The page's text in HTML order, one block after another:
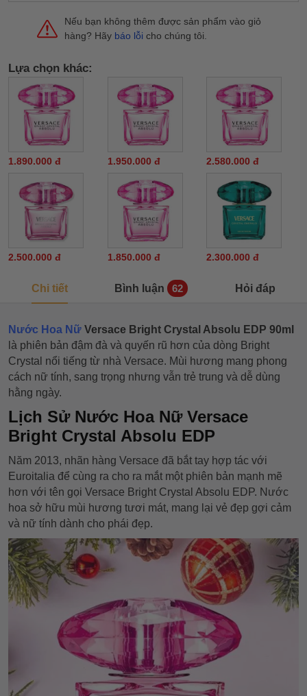
Nếu bạn không thêm được sản phẩm vào giỏ
hàng? Hãy báo lỗi cho chúng tôi.
Lựa chọn khác:
1.890.000 đ 1.950.000 đ 2.580.000 đ
2.500.000 đ 1.850.000 đ 2.300.000 đ
Chi tiết Bình luận 62 Hỏi đáp
Nước Hoa Nữ Versace Bright Crystal Absolu EDP 90ml
là phiên bản đậm đà và quyến rũ hơn của dòng Bright
Crystal nổi tiếng từ nhà Versace. Mùi hương mang phong
cách nữ tính, sang trọng nhưng vẫn trẻ trung và dễ dùng
hằng ngày.
Lịch Sử Nước Hoa Nữ Versace
Bright Crystal Absolu EDP
Năm 2013, nhãn hàng Versace đã bắt tay hợp tác với
Euroitalia để cùng ra cho ra mắt một phiên bản mạnh mẽ
hơn với tên gọi Versace Bright Crystal Absolu EDP. Nước
hoa sở hữu mùi hương tươi mát, mang lại vẻ đẹp gợi cảm
và nữ tính dành cho phái đẹp.